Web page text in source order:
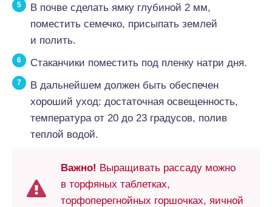
В почве сделать ямку глубиной 2 мм,
поместить семечко, присыпать землей
и полить.
Стаканчики поместить под пленку натри дня.
В дальнейшем должен быть обеспечен
хороший уход: достаточная освещенность,
температура от 20 до 23 градусов, полив
теплой водой.
Важно! Выращивать рассаду можно
в торфяных таблетках,
торфоперегнойных горшочках, яичной